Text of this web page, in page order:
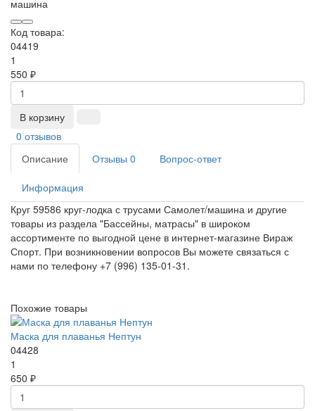
Код товара:
04419
1
550 ₽
В корзину
0 отзывов
Описание
Отзывы 0 Вопрос-ответ
Информация
Круг 59586 круг-лодка с трусами Самолет/машина и другие
товары из раздела "Бассейны, матрасы" в широком
ассортименте по выгодной цене в интернет-магазине Вираж
Спорт. При возникновении вопросов Вы можете связаться с
нами по телефону +7 (996) 135-01-31.
Похожие товары
Маска для плаванья Нептун
04428
1
650 ₽